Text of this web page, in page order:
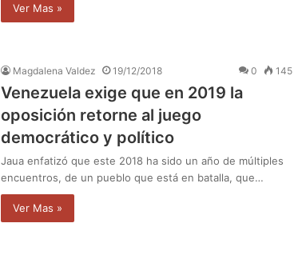
Ver Mas »
Magdalena Valdez 19/12/2018 0 145
Venezuela exige que en 2019 la
oposición retorne al juego
democrático y político
Jaua enfatizó que este 2018 ha sido un año de múltiples
encuentros, de un pueblo que está en batalla, que…
Ver Mas »